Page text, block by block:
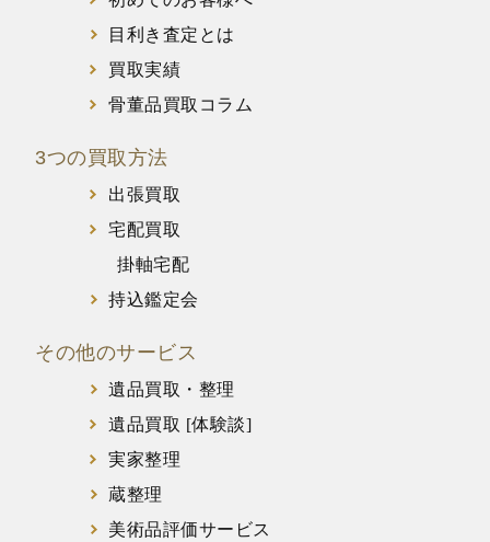
目利き査定とは
買取実績
骨董品買取コラム
3つの買取方法
出張買取
宅配買取
掛軸宅配
持込鑑定会
その他のサービス
遺品買取・整理
遺品買取 [体験談]
実家整理
蔵整理
美術品評価サービス